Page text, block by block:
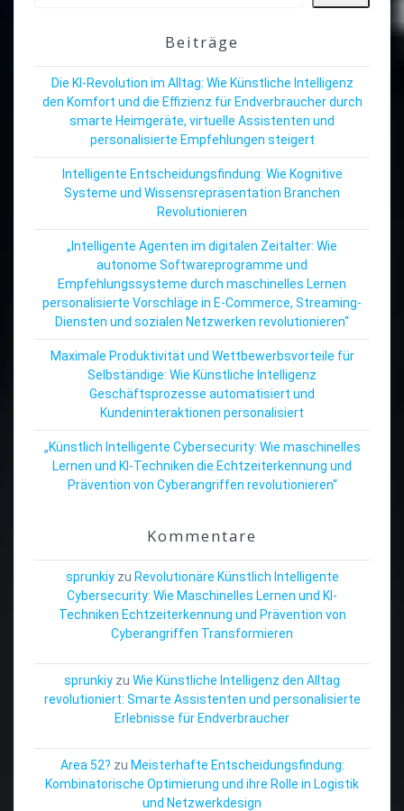
Beiträge
Die KI-Revolution im Alltag: Wie Künstliche Intelligenz
den Komfort und die Effizienz für Endverbraucher durch
smarte Heimgeräte, virtuelle Assistenten und
personalisierte Empfehlungen steigert
Intelligente Entscheidungsfindung: Wie Kognitive
Systeme und Wissensrepräsentation Branchen
Revolutionieren
„Intelligente Agenten im digitalen Zeitalter: Wie
autonome Softwareprogramme und
Empfehlungssysteme durch maschinelles Lernen
personalisierte Vorschläge in E-Commerce, Streaming-
Diensten und sozialen Netzwerken revolutionieren“
Maximale Produktivität und Wettbewerbsvorteile für
Selbständige: Wie Künstliche Intelligenz
Geschäftsprozesse automatisiert und
Kundeninteraktionen personalisiert
„Künstlich Intelligente Cybersecurity: Wie maschinelles
Lernen und KI-Techniken die Echtzeiterkennung und
Prävention von Cyberangriffen revolutionieren“
Kommentare
sprunkiyzu Revolutionäre Künstlich Intelligente
Cybersecurity: Wie Maschinelles Lernen und KI-
Techniken Echtzeiterkennung und Prävention von
Cyberangriffen Transformieren
sprunkiy zu Wie Künstliche Intelligenz den Alltag
revolutioniert: Smarte Assistenten und personalisierte
Erlebnisse für Endverbraucher
Area 52? zu Meisterhafte Entscheidungsfindung:
Kombinatorische Optimierung und ihre Rolle in Logistik
und Netzwerkdesign